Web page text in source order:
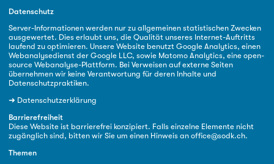
Datenschutz
Server-Informationen werden nur zu allgemeinen statistischen Zwecken
ausgewertet. Dies erlaubt uns, die Qualität unseres Internet-Auftritts
laufend zu optimieren. Unsere Website benutzt Google Analytics, einen
Webanalysedienst der Google LLC, sowie Matomo Analytics, eine open-
source Webanalyse-Plattform. Bei Verweisen auf externe Seiten
übernehmen wir keine Verantwortung für deren Inhalte und
Datenschutzpraktiken.
➜ Datenschutzerklärung
Barrierefreiheit
Diese Website ist barrierefrei konzipiert. Falls einzelne Elemente nicht
zugänglich sind, bitten wir Sie um einen Hinweis an office@sodk.ch.
Themen